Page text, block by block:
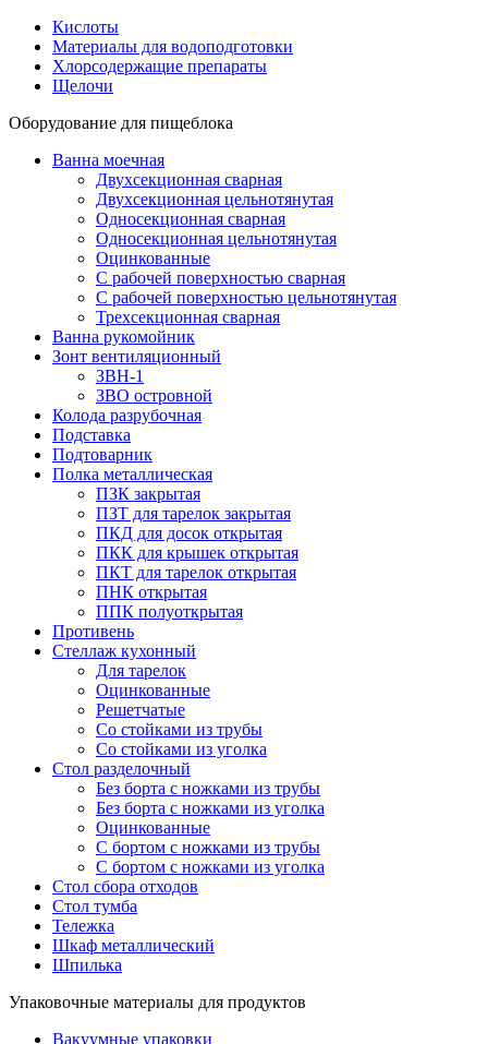
Кислоты
Материалы для водоподготовки
Хлорсодержащие препараты
Щелочи
Оборудование для пищеблока
Ванна моечная
Двухсекционная сварная
Двухсекционная цельнотянутая
Односекционная сварная
Односекционная цельнотянутая
Оцинкованные
С рабочей поверхностью сварная
С рабочей поверхностью цельнотянутая
Трехсекционная сварная
Ванна рукомойник
Зонт вентиляционный
ЗВН-1
ЗВО островной
Колода разрубочная
Подставка
Подтоварник
Полка металлическая
ПЗК закрытая
ПЗТ для тарелок закрытая
ПКД для досок открытая
ПКК для крышек открытая
ПКТ для тарелок открытая
ПНК открытая
ППК полуоткрытая
Противень
Стеллаж кухонный
Для тарелок
Оцинкованные
Решетчатые
Со стойками из трубы
Со стойками из уголка
Стол разделочный
Без борта с ножками из трубы
Без борта с ножками из уголка
Оцинкованные
С бортом с ножками из трубы
С бортом с ножками из уголка
Стол сбора отходов
Стол тумба
Тележка
Шкаф металлический
Шпилька
Упаковочные материалы для продуктов
Вакуумные упаковки